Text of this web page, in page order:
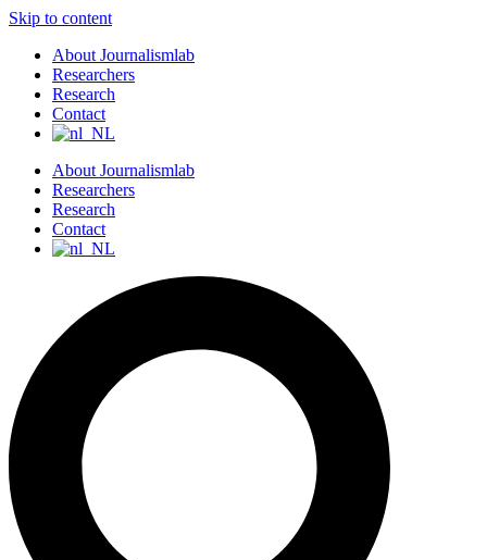
Skip to content
About Journalismlab
Researchers
Research
Contact
About Journalismlab
Researchers
Research
Contact